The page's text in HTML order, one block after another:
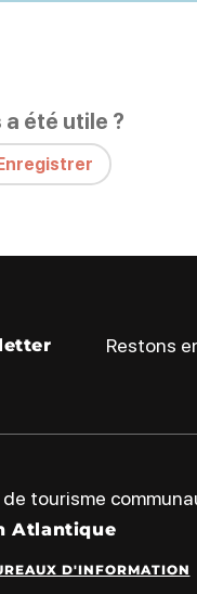
été utile ?
Restons
tourisme
Atlantique
D'INFORMATION